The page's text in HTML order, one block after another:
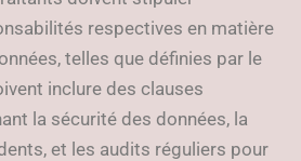
respectives en matière
telles que définies par le
inclure des clauses
la sécurité des données, la
et les audits réguliers pour